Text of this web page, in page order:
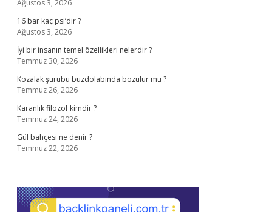
Ağustos 3, 2026
16 bar kaç psi’dir ?
Ağustos 3, 2026
İyi bir insanın temel özellikleri nelerdir ?
Temmuz 30, 2026
Kozalak şurubu buzdolabında bozulur mu ?
Temmuz 26, 2026
Karanlık filozof kimdir ?
Temmuz 24, 2026
Gül bahçesi ne denir ?
Temmuz 22, 2026